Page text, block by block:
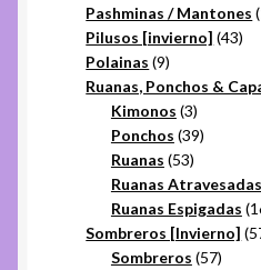
Pashminas / Mantones
Pilusos [invierno] 4343
Polainas 99
productos
Ruanas, Ponchos &
Kimonos 33
productos
Ponchos 3939
Ruanas 5353
productos
Ruanas Atravesadas
Ruanas Espigadas
Sombreros [Invierno]
Sombreros 5757